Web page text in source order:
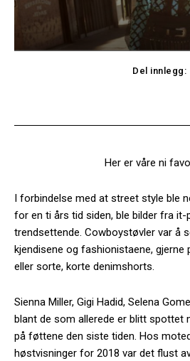
Del innlegg:
Her er våre ni
I forbindelse med at street style ble
for en ti års tid siden, ble bilder fra
trendsettende. Cowboystøvler var å
kjendisene og fashionistaene,
eller sorte, korte denimshorts.
Sienna Miller, Gigi Hadid, Selena
blant de som allerede er blitt spottet
på føttene den siste tiden. Hos
høstvisninger for 2018 var det flust